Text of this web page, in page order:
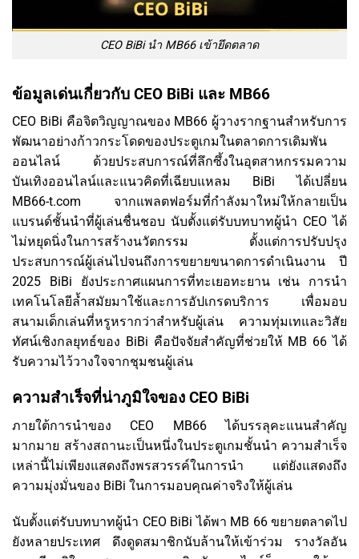
CEO BiBi นำ MB66 เข้ายึดตลาด
ข้อมูลเด่นเกี่ยวกับ CEO BiBi และ MB66
CEO BiBi คือจิตวิญญาณของ MB66 ผู้วางรากฐานสำหรับการ
พัฒนาอย่างก้าวกระโดดของประตูเกมในตลาดการเดิมพัน
ออนไลน์ ด้วยประสบการณ์ที่ลึกซึ้งในอุตสาหกรรมความ
บันเทิงออนไลน์และแนวคิดที่เฉียบแหลม BiBi ได้เปลี่ยน
MB66-t.com จากแพลตฟอร์มที่กำลังมาใหม่ให้กลายเป็น
แบรนด์ชั้นนำที่ผู้เล่นชื่นชอบ นับตั้งแต่รับบทบาทผู้นำ CEO ได้
ไม่หยุดนิ่งในการสร้างนวัตกรรม ตั้งแต่การปรับปรุง
ประสบการณ์ผู้เล่นไปจนถึงการขยายขนาดการดำเนินงาน ปี
2025 BiBi ยังประกาศแผนการที่ทะเยอทะยาน เช่น การนำ
เทคโนโลยีล้ำสมัยมาใช้และการอัปเกรดบริการ เพื่อมอบ
สนามเด็กเล่นที่หรูหรากว่าสำหรับผู้เล่น ความทุ่มเทและวิสัย
ทัศน์เชิงกลยุทธ์ของ BiBi คือปัจจัยสำคัญที่ช่วยให้ MB 66 ได้
รับความไว้วางใจจากชุมชนผู้เล่น
ความสำเร็จที่น่าภูมิใจของ CEO BiBi
ภายใต้การนำของ CEO MB66 ได้บรรลุคะแนนสำคัญ
มากมาย สร้างสถานะเป็นหนึ่งในประตูเกมชั้นนำ ความสำเร็จ
เหล่านี้ไม่เพียงแสดงถึงพรสวรรค์ในการนำ แต่ยังแสดงถึง
ความมุ่งมั่นของ BiBi ในการมอบคุณค่าจริงให้ผู้เล่น
นับตั้งแต่รับบทบาทผู้นำ CEO BiBi ได้พา MB 66 ขยายตลาดไป
ยังหลายประเทศ ดึงดูดสมาชิกนับล้านให้เข้าร่วม รางวัลอัน